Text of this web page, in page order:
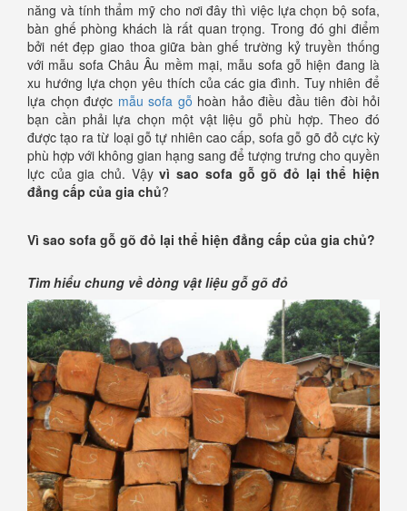
năng và tính thẩm mỹ cho nơi đây thì việc lựa chọn bộ sofa,
bàn ghế phòng khách là rất quan trọng. Trong đó ghi điểm
bởi nét đẹp giao thoa giữa bàn ghế trường kỷ truyền thống
với mẫu sofa Châu Âu mềm mại, mẫu sofa gỗ hiện đang là
xu hướng lựa chọn yêu thích của các gia đình. Tuy nhiên để
lựa chọn được mẫu sofa gỗ hoàn hảo điều đầu tiên đòi hỏi
bạn cần phải lựa chọn một vật liệu gỗ phù hợp. Theo đó
được tạo ra từ loại gỗ tự nhiên cao cấp, sofa gỗ gõ đỏ cực kỳ
phù hợp với không gian hạng sang để tượng trưng cho quyền
lực của gia chủ. Vậyvì sao sofa gỗ gõ đỏ lại thể hiện
đẳng cấp của gia chủ?
Vì sao sofa gỗ gõ đỏ lại thể hiện đẳng cấp của gia chủ?
Tìm hiểu chung về dòng vật liệu gỗ gõ đỏ